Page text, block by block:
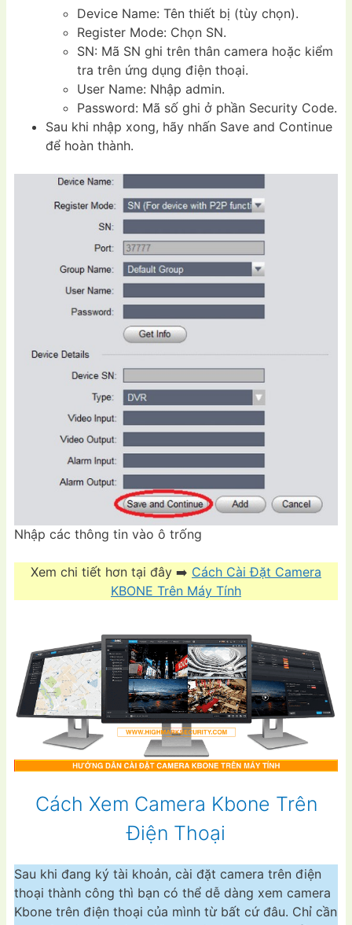
Device Name: Tên thiết bị (tùy chọn).
Register Mode: Chọn SN.
SN: Mã SN ghi trên thân camera hoặc kiểm
tra trên ứng dụng điện thoại.
User Name: Nhập admin.
Password: Mã số ghi ở phần Security Code.
Sau khi nhập xong, hãy nhấn Save and Continue
để hoàn thành.
Nhập các thông tin vào ô trống
Xem chi tiết hơn tại đây ➡️ Cách Cài Đặt Camera
KBONE Trên Máy Tính
Cách Xem Camera Kbone Trên
Điện Thoại
Sau khi đang ký tài khoản, cài đặt camera trên điện
thoại thành công thì bạn có thể dễ dàng xem camera
Kbone trên điện thoại của mình từ bất cứ đâu. Chỉ cần